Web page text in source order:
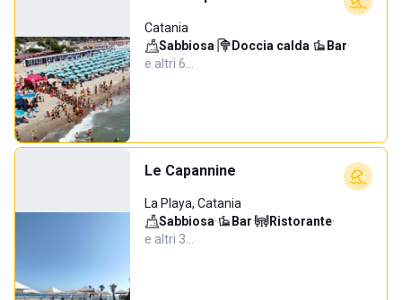
Catania
Sabbiosa· Doccia calda· Bar·
e altri 6…
Le Capannine
La Playa, Catania
Sabbiosa· Bar· Ristorante·
e altri 3…